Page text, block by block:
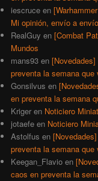
iescruce en
Mi opinión, envío a envío
RealGuy en [Combat
Mundos
mans93 en
preventa la semana que
Gonsilvus en
en preventa la semana
Kriger en Noticiero
jotaefe en Noticiero
Astolfus en
preventa la semana que
Keegan_Flavio en
caos en preventa la